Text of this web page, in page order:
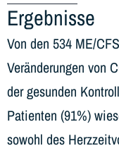
Ergebnisse
Von den 534 ME/
Veränderungen von
der gesunden
Patienten (91%)
sowohl des